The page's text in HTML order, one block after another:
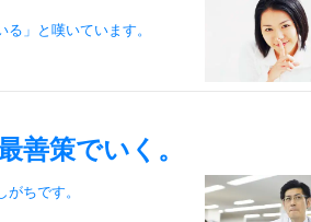
」と嘆いています。
善策でいく。
ちです。